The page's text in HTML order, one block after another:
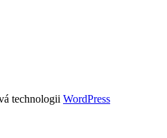
technologii WordPress